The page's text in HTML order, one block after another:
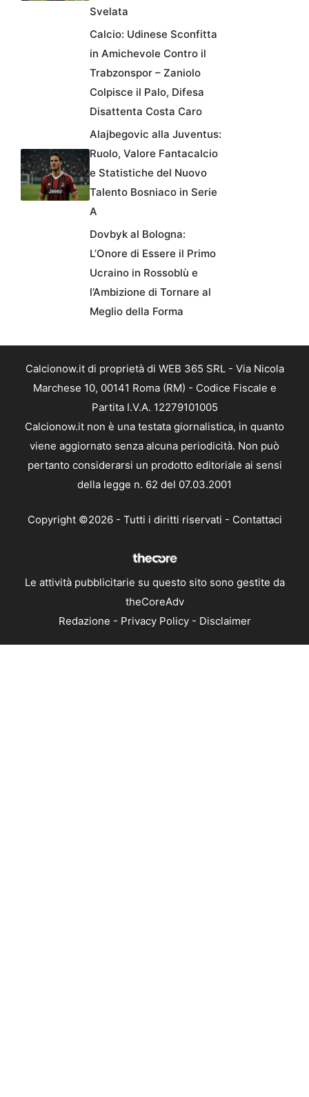
Svelata
Calcio: Udinese Sconfitta
in Amichevole Contro il
Trabzonspor – Zaniolo
Colpisce il Palo, Difesa
Disattenta Costa Caro
Alajbegovic alla Juventus:
Ruolo, Valore Fantacalcio
e Statistiche del Nuovo
Talento Bosniaco in Serie
A
Dovbyk al Bologna:
L’Onore di Essere il Primo
Ucraino in Rossoblù e
l’Ambizione di Tornare al
Meglio della Forma
Calcionow.it di proprietà di WEB 365 SRL - Via Nicola
Marchese 10, 00141 Roma (RM) - Codice Fiscale e
Partita I.V.A. 12279101005
Calcionow.it non è una testata giornalistica, in quanto
viene aggiornato senza alcuna periodicità. Non può
pertanto considerarsi un prodotto editoriale ai sensi
della legge n. 62 del 07.03.2001
Copyright ©2026 - Tutti i diritti riservati - Contattaci
Le attività pubblicitarie su questo sito sono gestite da
theCoreAdv
Redazione - Privacy Policy- Disclaimer